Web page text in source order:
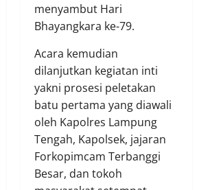
menyambut Hari
Bhayangkara ke-79.
Acara kemudian
dilanjutkan kegiatan inti
yakni prosesi peletakan
batu pertama yang diawali
oleh Kapolres Lampung
Tengah, Kapolsek, jajaran
Forkopimcam Terbanggi
Besar, dan tokoh